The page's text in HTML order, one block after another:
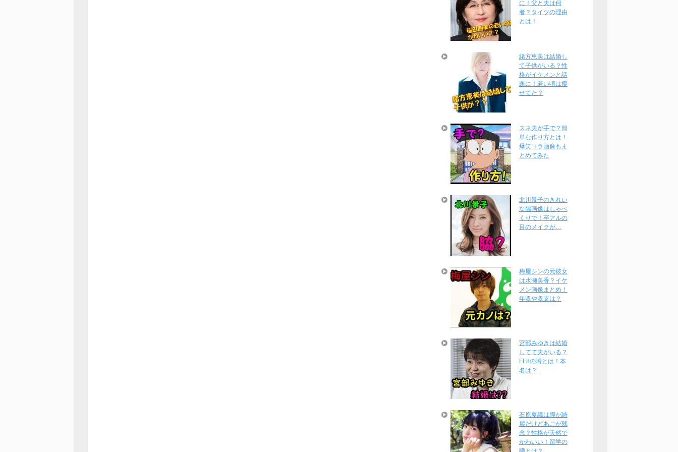
に！父と夫は何
者？タイツの理由
とは！
緒方恵美は結婚し
て子供がいる？性
格がイケメンと話
題に！若い頃は痩
せてた？
スネ夫が手で？簡
単な作り方とは！
爆笑コラ画像もま
とめてみた
北川景子のきれい
な脇画像はしゃべ
くりで！卒アルの
目のメイクが…
梅屋シンの元彼女
は水瀬美香？イケ
メン画像まとめ！
年収や収支は？
宮部みゆきは結婚
してて夫がいる？
FF8の噂とは！本
名は？
石原夏織は脚が綺
麗だけどあごが残
念？性格が天然で
かわいい！留学の